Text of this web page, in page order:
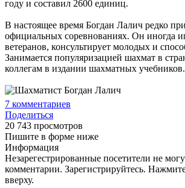
году и составил 2600 единиц.
В настоящее время Богдан Лалич редко
официальных соревнованиях. Он иногда
ветеранов, консультирует молодых и
Занимается популяризацией шахмат в
коллегам в издании шахматных учебников.
7 комментариев
Поделиться
20 743 просмотров
Пишите в форме ниже
Информация
Незарегестрированные посетители не
комментарии. Зарегистрируйтесь.
вверху.